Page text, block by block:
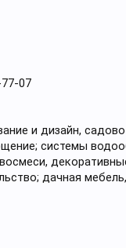
07
и дизайн,
системы
дачная